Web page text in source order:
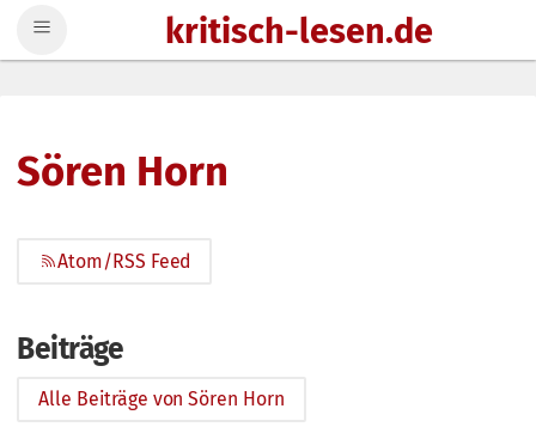
kritisch-lesen.de
Sören Horn
Atom/RSS Feed
Beiträge
Alle Beiträge von Sören Horn